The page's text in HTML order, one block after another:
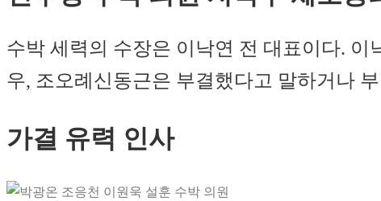
수박 세력의 수장은 이낙연 전 대표이다.
우, 조오례신동근은 부결했다고 말하거나
가결 유력 인사